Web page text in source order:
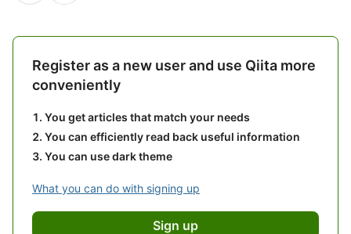
Register as a new user and use Qiita more
conveniently
You get articles that match your needs
You can efficiently read back useful information
You can use dark theme
What you can do with signing up
Sign up